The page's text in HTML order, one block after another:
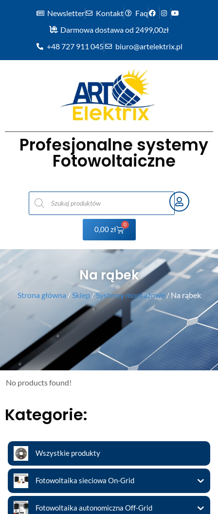
Newsletter Kontakt
Faq
Darmowa dostawa od 2499,00zł
+48 727 911 045
biuro@artelektrix.pl
Profesjonalne systemy
Fotowoltaiczne
0,00zł
0
Na rąbek
Strona główna / Sklep/Systemy montażowe/ Na rąbek
Kategorie:
Wszystkie produkty
Fotowoltaika sieciowa On-Grid
Fotowoltaika autonomiczna Off-Grid
No products found!